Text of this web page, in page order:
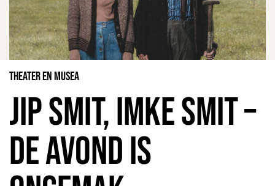
Theater en Musea
Jip Smit, Imke Smit –
De avond is